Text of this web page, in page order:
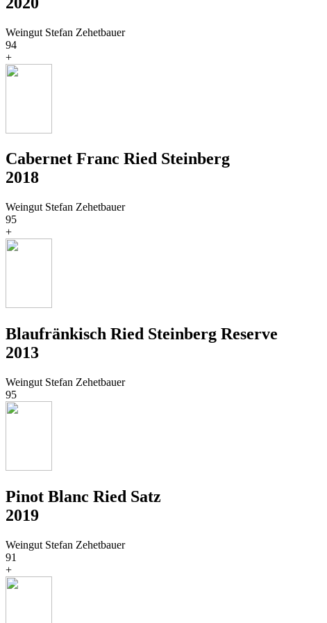
Weingut Stefan Zehetbauer
94
+
Cabernet Franc Ried Steinberg
2018
Weingut Stefan Zehetbauer
95
+
Blaufränkisch Ried Steinberg Reserve
2013
Weingut Stefan Zehetbauer
95
Pinot Blanc Ried Satz
2019
Weingut Stefan Zehetbauer
91
+